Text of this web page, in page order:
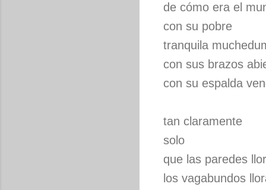
de cómo era el
con su pobre
tranquila
con sus brazos
con su espalda
tan claramente
solo
que las paredes
los vagabundos